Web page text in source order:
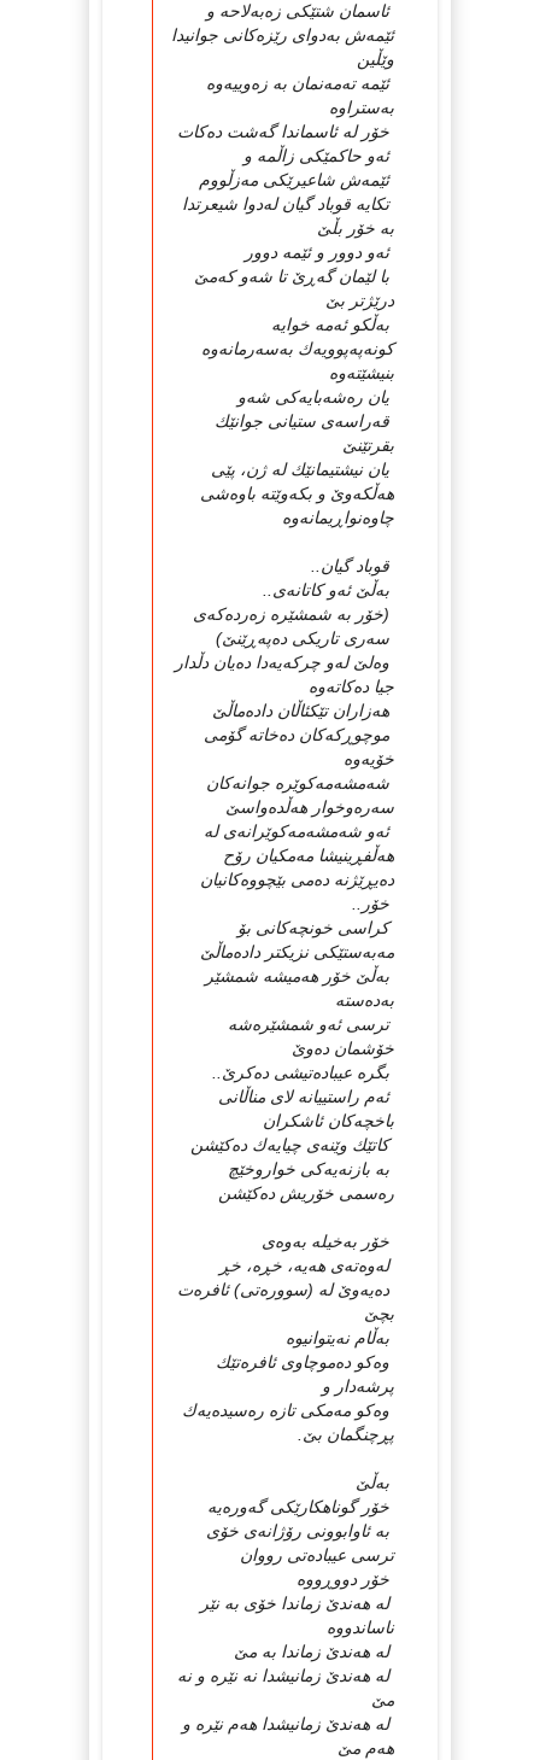
ئاسمان شتێكی زەبەلاحە و
ئێمەش بەدوای رێزەكانی جوانیدا
وێڵین
ئێمە تەمەنمان بە زەوییەوە
بەستراوە
خۆر لە ئاسماندا گەشت دەكات
ئەو حاكمێكی زاڵمە و
ئێمەش شاعیرێكی مەزڵووم
تكایە قوباد گیان لەدوا شیعرتدا
بە خۆر بڵێ
ئەو دوور و ئێمە دوور
با لێمان گەڕێ تا شەو كەمێ
درێژتر بێ
بەڵكو ئەمە خوایە
كونەپەپوویەك بەسەرمانەوە
بنیشێتەوە
یان رەشەبایەكی شەو
قەراسەی ستیانی جوانێك
بقرتێنێ
یان نیشتیمانێك لە ژن، پێی
هەڵكەوێ و بكەوێتە باوەشی
چاوەنواڕیمانەوە
قوباد گیان..
بەڵێ ئەو كاتانەی..
(خۆر بە شمشێرە زەردەكەی
سەری تاریكی دەپەڕێنێ)
وەلێ لەو چركەیەدا دەیان دڵدار
جیا دەكاتەوە
هەزاران تێكئاڵان دادەماڵێ
موچوڕكەكان دەخاتە گۆمی
خۆیەوە
شەمشەمەكوێرە جوانەكان
سەرەوخوار هەڵدەواسێ
ئەو شەمشەمەكوێرانەی لە
هەڵفڕینیشا مەمكیان رۆح
دەیڕێژنە دەمی بێچووەكانیان
خۆر..
كراسی خونچەكانی بۆ
مەبەستێكی نزیكتر دادەماڵێ
بەڵێ خۆر هەمیشە شمشێر
بەدەستە
ترسی ئەو شمشێرەشە
خۆشمان دەوێ
بگرە عیبادەتیشی دەكرێ..
ئەم راستییانە لای مناڵانی
باخچەكان ئاشكران
كاتێك وێنەی چیایەك دەكێشن
بە بازنەیەكی خواروخێچ
رەسمی خۆریش دەكێشن
خۆر بەخیلە بەوەی
لەوەتەی هەیە، خڕە، خڕ
دەیەوێ لە (سوورەتی) ئافرەت
بچێ
بەڵام نەیتوانیوە
وەكو دەموچاوی ئافرەتێك
پرشەدار و
وەكو مەمكی تازە رەسیدەیەك
پڕچنگمان بێ.
بەڵێ
خۆر گوناهكارێكی گەورەیە
بە ئاوابوونی رۆژانەی خۆی
ترسی عیبادەتی رووان
خۆر دووڕووە
لە هەندێ زماندا خۆی بە نێر
ناساندووە
لە هەندێ زماندا بە مێ
لە هەندێ زمانیشدا نە نێرە و نە
مێ
لە هەندێ زمانیشدا هەم نێرە و
هەم مێ